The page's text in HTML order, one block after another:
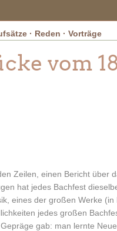
· Reden · Vorträge
vom
Zeilen, einen Bericht über
hat jedes Bachfest
eines der großen Werke
jedes großen
gab: man lernte